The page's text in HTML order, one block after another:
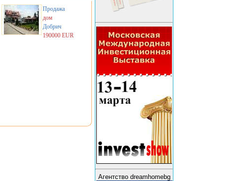
Продажа
дом
Добрич
190000 EUR
Агентство dreamhomebg